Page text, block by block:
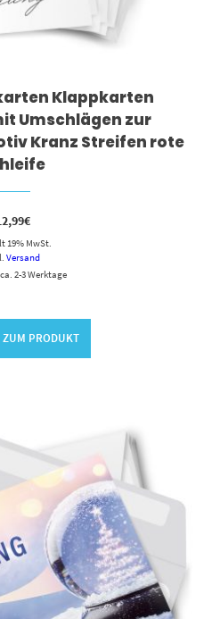
Klappkarten
Umschlägen zur
Kranz Streifen rote
€
19% MwSt.
Versand
2-3 Werktage
ZUM PRODUKT